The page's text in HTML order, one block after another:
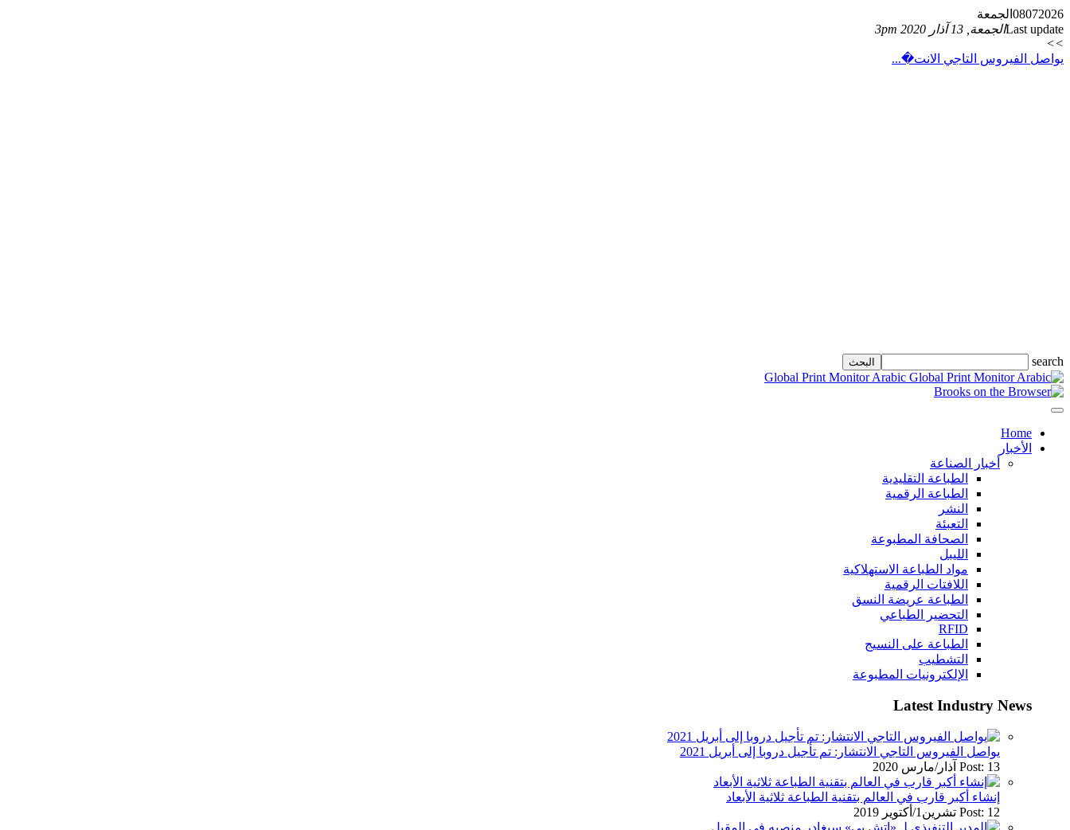
08072026
الجمعة
Last updateالجمعة, 13 آذار 2020 3pm
>>
يواصل الفيروس التاجي الانت�...
search
Global Print Monitor Arabic
Home
الأخبار
أخبار الصناعة
الطباعة التقليدية
الطباعة الرقمية
النشر
التعبئة
الصحافة المطبوعة
الليبل
مواد الطباعة الاستهلاكية
اللافتات الرقمية
الطباعة عريضة النسق
التحضير الطباعي
RFID
الطباعة على النسيج
التشطيب
الإلكترونيات المطبوعة
Latest Industry News
يواصل الفيروس التاجي الانتشار: تم تأجيل دروبا إلى أبريل 2021
Post: 13 آذار/مارس 2020
إنشاء أكبر قارب في العالم بتقنية الطباعة ثلاثية الأبعاد
Post: 12 تشرين1/أكتوير 2019